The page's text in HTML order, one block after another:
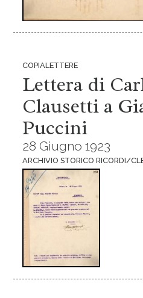
COPIALETTERE
Lettera di
Clausetti a
Puccini
28 Giugno 1923
ARCHIVIO STORICO RICORDI/